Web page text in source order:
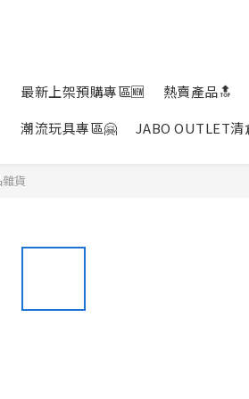
最新上架預購專區🆕
熱賣產品🔝
潮流玩具專區🤗
JABO OUTLET清
貨